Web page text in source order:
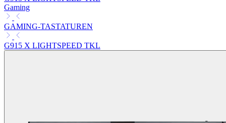
Gaming
GAMING-TASTATUREN
G915 X LIGHTSPEED TKL